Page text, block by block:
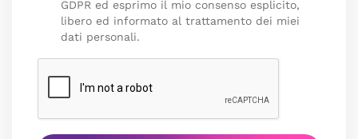
GDPR ed esprimo il mio consenso esplicito,
libero ed informato al trattamento dei miei
dati personali.